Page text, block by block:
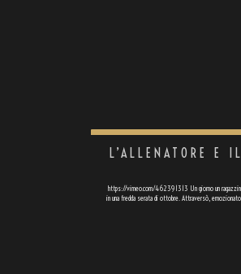
L’ALLENATORE E
https://vimeo.com/462391313 Un giorno un
in una fredda serata di ottobre. Attraversò,